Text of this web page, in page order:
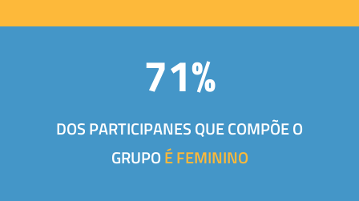
71%
DOS PARTICIPANES QUE COMPÕE O
GRUPOÉ FEMININO